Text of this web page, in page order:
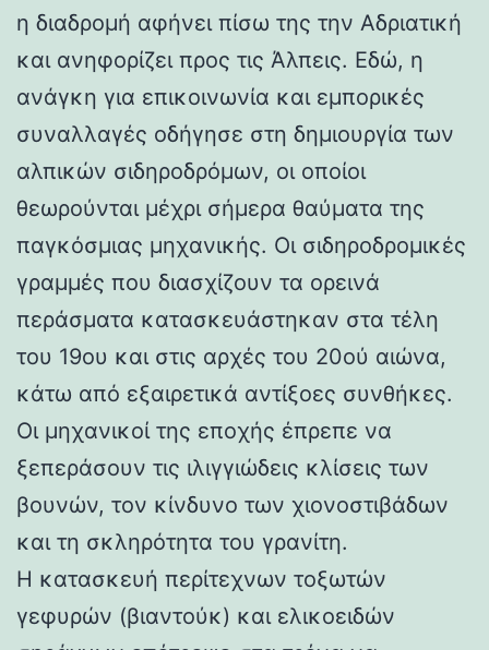
η διαδρομή αφήνει πίσω της την Αδριατική
και ανηφορίζει προς τις Άλπεις. Εδώ, η
ανάγκη για επικοινωνία και εμπορικές
συναλλαγές οδήγησε στη δημιουργία των
αλπικών σιδηροδρόμων, οι οποίοι
θεωρούνται μέχρι σήμερα θαύματα της
παγκόσμιας μηχανικής. Οι σιδηροδρομικές
γραμμές που διασχίζουν τα ορεινά
περάσματα κατασκευάστηκαν στα τέλη
του 19ου και στις αρχές του 20ού αιώνα,
κάτω από εξαιρετικά αντίξοες συνθήκες.
Οι μηχανικοί της εποχής έπρεπε να
ξεπεράσουν τις ιλιγγιώδεις κλίσεις των
βουνών, τον κίνδυνο των χιονοστιβάδων
και τη σκληρότητα του γρανίτη.
Η κατασκευή περίτεχνων τοξωτών
γεφυρών (βιαντούκ) και ελικοειδών